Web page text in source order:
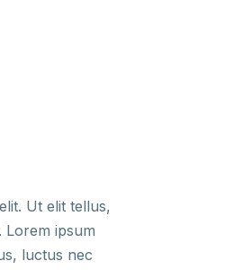
Ut elit tellus,
Lorem ipsum
luctus nec